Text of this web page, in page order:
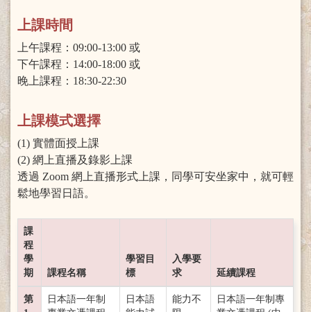
上課時間
上午課程：09:00-13:00 或
下午課程：14:00-18:00 或
晚上課程：18:30-22:30
上課模式選擇
(1) 實體面授上課
(2) 網上直播及錄影上課
透過 Zoom 網上直播形式上課，同學可安坐家中，就可輕
鬆地學習日語。
課
程
學
期
課程名稱
學習目
標
入學要
求
延續課程
第
日本語一年制
日本語
能力不
日本語一年制專